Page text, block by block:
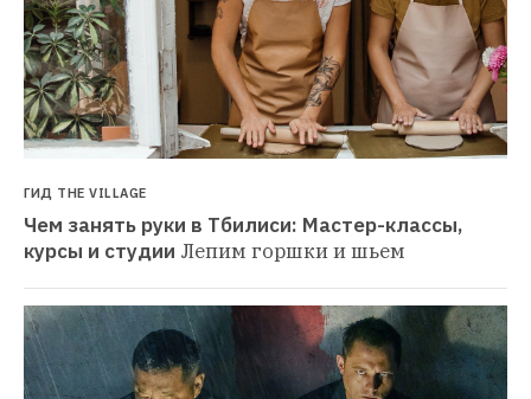
ГИД THE VILLAGE
Чем занять руки в Тбилиси: Мастер-классы,
курсы и студии Лепим горшки и шьем